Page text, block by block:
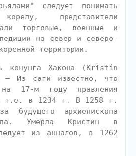
следует понимать
корелу, представители
торговые, военные и
на север и северо-
территории.
конунга Хакона (Kristín
Из саги известно, что
17-м году правления
т.е. в 1234 г. В 1258 г.
будущего архиепископа
Умерла Кристин в
из анналов, в 1262